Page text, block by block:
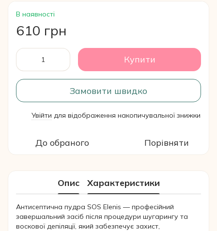
В наявності
610 грн
Купити
Замовити швидко
Увійти для відображення накопичувальної знижки
До обраного Порівняти
Опис Характеристики
Антисептична пудра SOS Elenis — професійний
завершальний засіб після процедури шугарингу та
воскової депіляції, який забезпечує захист,